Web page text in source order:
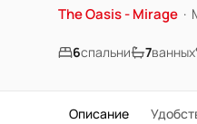
The Oasis - Mirage ·
6спальни 7ванных
Описание